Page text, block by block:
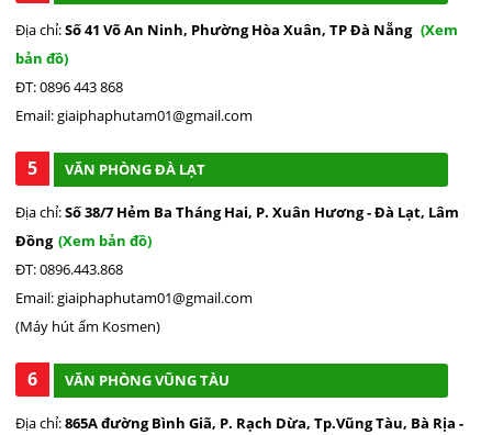
Đặc biệt, điều hòa mini còn được trang bị công nghệ tiết kiệm
điện, giúp bạn giảm bớt chi phí sử dụng mà vẫn duy trì hiệu
chất lượng cao, hoạt động bền bỉ và ổn định Độ ồn của máy
thấp chỉ <42dB, thấp hơn khá nhiều so với các dòng điều hoà
di động khác trên thị trường.
Địa chỉ:Số 41 Võ An Ninh, Phường Hòa Xuân, TP Đà Nẵng (Xem
bản đồ)
ĐT: 0896 443 868
Email: giaiphaphutam01@gmail.com
5 VĂN PHÒNG ĐÀ LẠT
Địa chỉ:Số 38/7 Hẻm Ba Tháng Hai, P. Xuân Hương - Đà Lạt, Lâm
Đồng (Xem bản đồ)
ĐT: 0896.443.868
Email: giaiphaphutam01@gmail.com
(Máy hút ẩm Kosmen)
6 VĂN PHÒNG VŨNG TÀU
Địa chỉ:865A đường Bình Giã, P. Rạch Dừa, Tp.Vũng Tàu, Bà Rịa -